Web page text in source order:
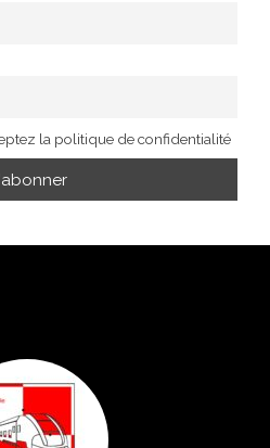
la politique de confidentialité